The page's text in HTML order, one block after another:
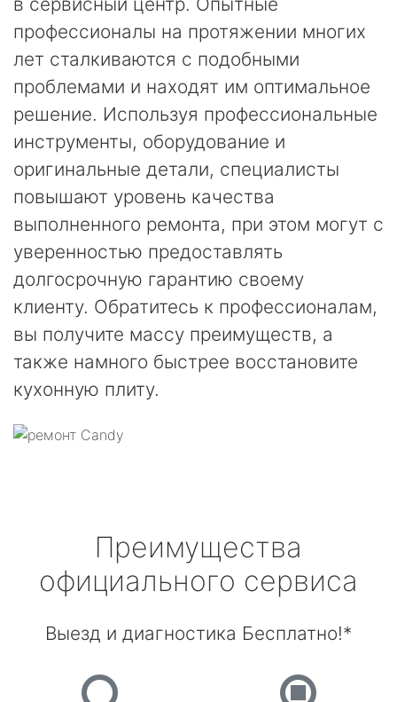
профессионалы на протяжении многих
лет сталкиваются с подобными
проблемами и находят им оптимальное
решение. Используя профессиональные
инструменты, оборудование и
оригинальные детали, специалисты
повышают уровень качества
выполненного ремонта, при этом могут с
уверенностью предоставлять
долгосрочную гарантию своему
клиенту. Обратитесь к профессионалам,
вы получите массу преимуществ, а
также намного быстрее восстановите
кухонную плиту.
Преимущества
официального сервиса
Выезд и диагностика Бесплатно!*